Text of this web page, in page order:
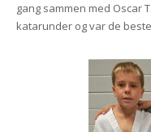
gang sammen med Oscar
katarunder og var de